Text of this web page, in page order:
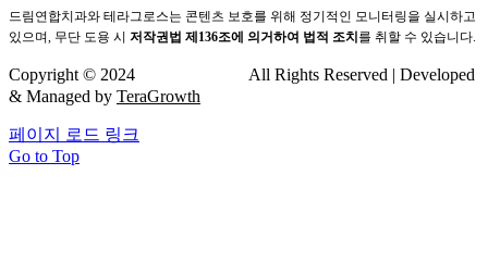
드림연합치과와 테라그로스는 콘텐츠 보호를 위해 정기적인 모니터링을 실시하고
있으며, 무단 도용 시 저작권법 제136조에 의거하여 법적 조치 를 취할 수 있습니다.
Copyright © 2024
All Rights Reserved | Developed
& Managed by TeraGrowth
페이지 로드 링크
Go to Top